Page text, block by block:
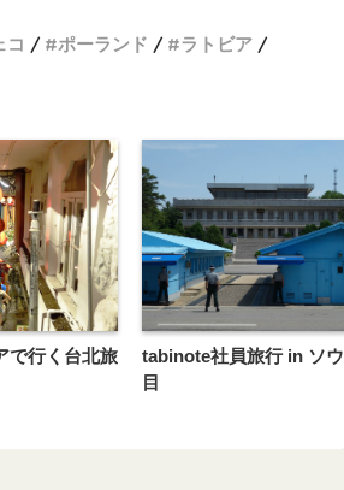
コ ポーランド
ラトビア
で行く台北旅
tabinote社員旅行 in ソ
目